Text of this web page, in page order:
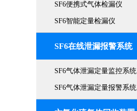
SF6便携式气体检漏仪
SF6智能定量检漏仪
SF6在线泄漏报警系统
SF6气体泄漏定量监控系统
SF6气体泄漏定量报警系统